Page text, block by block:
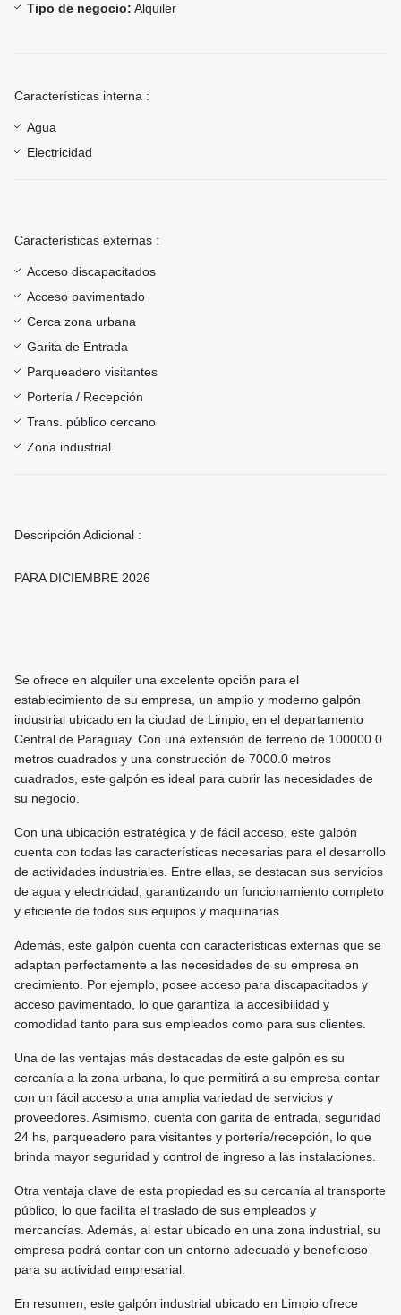
Tipo de negocio: Alquiler
Características interna :
Agua
Electricidad
Características externas :
Acceso discapacitados
Acceso pavimentado
Cerca zona urbana
Garita de Entrada
Parqueadero visitantes
Portería / Recepción
Trans. público cercano
Zona industrial
Descripción Adicional :
PARA DICIEMBRE 2026
Se ofrece en alquiler una excelente opción para el
establecimiento de su empresa, un amplio y moderno galpón
industrial ubicado en la ciudad de Limpio, en el departamento
Central de Paraguay. Con una extensión de terreno de 100000.0
metros cuadrados y una construcción de 7000.0 metros
cuadrados, este galpón es ideal para cubrir las necesidades de
su negocio.
Con una ubicación estratégica y de fácil acceso, este galpón
cuenta con todas las características necesarias para el desarrollo
de actividades industriales. Entre ellas, se destacan sus servicios
de agua y electricidad, garantizando un funcionamiento completo
y eficiente de todos sus equipos y maquinarias.
Además, este galpón cuenta con características externas que se
adaptan perfectamente a las necesidades de su empresa en
crecimiento. Por ejemplo, posee acceso para discapacitados y
acceso pavimentado, lo que garantiza la accesibilidad y
comodidad tanto para sus empleados como para sus clientes.
Una de las ventajas más destacadas de este galpón es su
cercanía a la zona urbana, lo que permitirá a su empresa contar
con un fácil acceso a una amplia variedad de servicios y
proveedores. Asimismo, cuenta con garita de entrada, seguridad
24 hs, parqueadero para visitantes y portería/recepción, lo que
brinda mayor seguridad y control de ingreso a las instalaciones.
Otra ventaja clave de esta propiedad es su cercanía al transporte
público, lo que facilita el traslado de sus empleados y
mercancías. Además, al estar ubicado en una zona industrial, su
empresa podrá contar con un entorno adecuado y beneficioso
para su actividad empresarial.
En resumen, este galpón industrial ubicado en Limpio ofrece